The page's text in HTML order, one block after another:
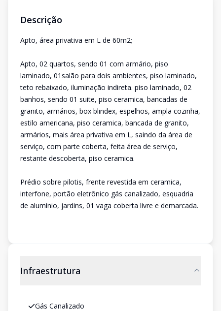
Descrição
Apto, área privativa em L de 60m2;
Apto, 02 quartos, sendo 01 com armário, piso
laminado, 01salão para dois ambientes, piso laminado,
teto rebaixado, iluminação indireta. piso laminado, 02
banhos, sendo 01 suite, piso ceramica, bancadas de
granito, armários, box blindex, espelhos, ampla cozinha,
estilo americana, piso ceramica, bancada de granito,
armários, mais área privativa em L, saindo da área de
serviço, com parte coberta, feita área de serviço,
restante descoberta, piso ceramica.
Prédio sobre pilotis, frente revestida em ceramica,
interfone, portão eletrônico gás canalizado, esquadria
de alumínio, jardins, 01 vaga coberta livre e demarcada.
Infraestrutura
Gás Canalizado